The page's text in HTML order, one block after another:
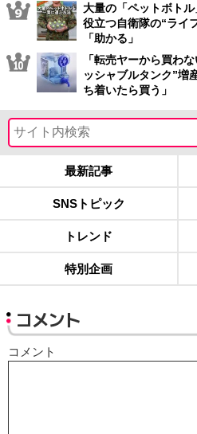
大量の「ペットボト
役立つ自衛隊の“ライ
「助かる」
「転売ヤーから買わ
ッシャブルタンク”
ち着いたら買う」
最新記事
SNSトピック
トレンド
特別企画
コメント
コメント